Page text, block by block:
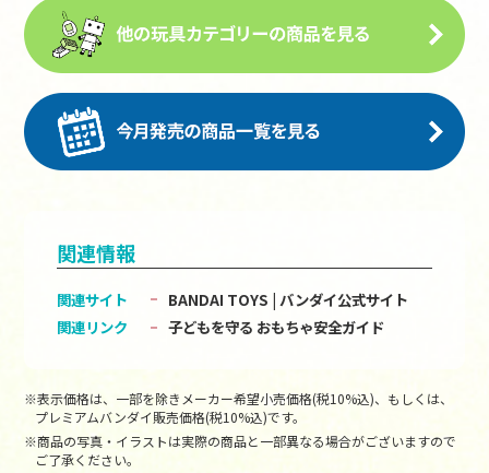
関連情報
関連サイト
BANDAI TOYS | バンダイ公式サイト
関連リンク
子どもを守る おもちゃ安全ガイド
※表示価格は、一部を除きメーカー希望小売価格(税10%込)、もしくは、
プレミアムバンダイ販売価格(税10%込)です。
※商品の写真・イラストは実際の商品と一部異なる場合がございますので
ご了承ください。